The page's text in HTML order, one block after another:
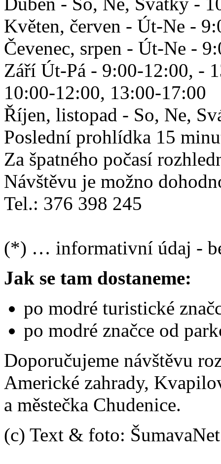
Květen, červen - Út-Ne -
Čevenec, srpen - Út-Ne -
Září Út-Pá - 9:00-12:00, -
10:00-12:00, 13:00-17:00
Říjen, listopad - So, Ne,
Poslední prohlídka 15
Za špatného počasí
Návštěvu je možno
Tel.: 376 398 245
(*) … informativní údaj -
Jak se tam dostaneme:
po modré turistické
po modré značce od
Doporučujeme návštěvu
Americké zahrady,
a městečka Chudenice.
(c) Text & foto: